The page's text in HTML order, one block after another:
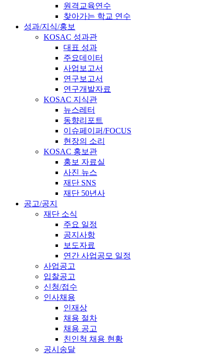
원격교육연수
찾아가는 학교 연수
성과/지식/홍보
KOSAC 성과관
대표 성과
주요데이터
사업보고서
연구보고서
연구개발자료
KOSAC 지식관
뉴스레터
동향리포트
이슈페이퍼/FOCUS
현장의 소리
KOSAC 홍보관
홍보 자료실
사진 뉴스
재단 SNS
재단 50년사
공고/공지
재단 소식
주요 일정
공지사항
보도자료
연간 사업공모 일정
사업공고
입찰공고
신청/접수
인사채용
인재상
채용 절차
채용 공고
친인척 채용 현황
공시송달